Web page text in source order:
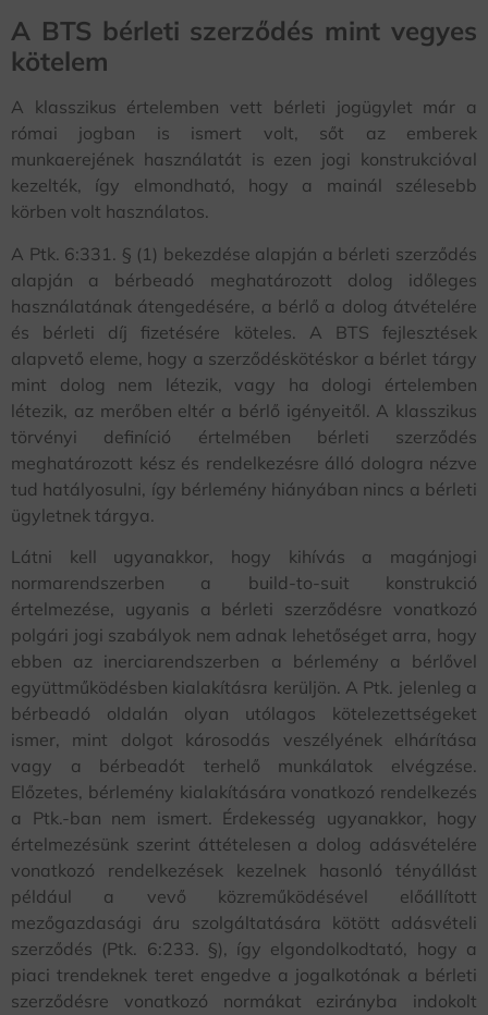
A BTS bérleti szerződés mint vegyes
kötelem
A klasszikus értelemben vett bérleti jogügylet már a
római jogban is ismert volt, sőt az emberek
munkaerejének használatát is ezen jogi konstrukcióval
kezelték, így elmondható, hogy a mainál szélesebb
körben volt használatos.
A Ptk. 6:331. § (1) bekezdése alapján a bérleti szerződés
alapján a bérbeadó meghatározott dolog időleges
használatának átengedésére, a bérlő a dolog átvételére
és bérleti díj fizetésére köteles. A BTS fejlesztések
alapvető eleme, hogy a szerződéskötéskor a bérlet tárgy
mint dolog nem létezik, vagy ha dologi értelemben
létezik, az merőben eltér a bérlő igényeitől. A klasszikus
törvényi definíció értelmében bérleti szerződés
meghatározott kész és rendelkezésre álló dologra nézve
tud hatályosulni, így bérlemény hiányában nincs a bérleti
ügyletnek tárgya.
Látni kell ugyanakkor, hogy kihívás a magánjogi
normarendszerben a build-to-suit konstrukció
értelmezése, ugyanis a bérleti szerződésre vonatkozó
polgári jogi szabályok nem adnak lehetőséget arra, hogy
ebben az inerciarendszerben a bérlemény a bérlővel
együttműködésben kialakításra kerüljön. A Ptk. jelenleg a
bérbeadó oldalán olyan utólagos kötelezettségeket
ismer, mint dolgot károsodás veszélyének elhárítása
vagy a bérbeadót terhelő munkálatok elvégzése.
Előzetes, bérlemény kialakítására vonatkozó rendelkezés
a Ptk.-ban nem ismert. Érdekesség ugyanakkor, hogy
értelmezésünk szerint áttételesen a dolog adásvételére
vonatkozó rendelkezések kezelnek hasonló tényállást
például a vevő közreműködésével előállított
mezőgazdasági áru szolgáltatására kötött adásvételi
szerződés (Ptk. 6:233. §), így elgondolkodtató, hogy a
piaci trendeknek teret engedve a jogalkotónak a bérleti
szerződésre vonatkozó normákat ezirányba indokolt